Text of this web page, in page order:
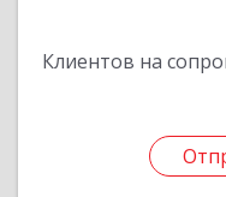
Клиентов на